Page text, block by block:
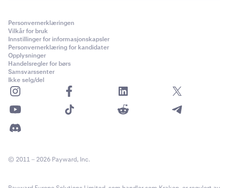
Personvernerklæringen
Vilkår for bruk
Innstillinger for informasjonskapsler
Personvernerklæring for kandidater
Opplysninger
Handelsregler for børs
Samsvarssenter
Ikke selg/del
© 2011 – 2026 Payward, Inc.